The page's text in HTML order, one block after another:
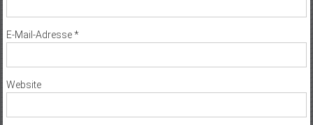
E-Mail-Adresse*
Website